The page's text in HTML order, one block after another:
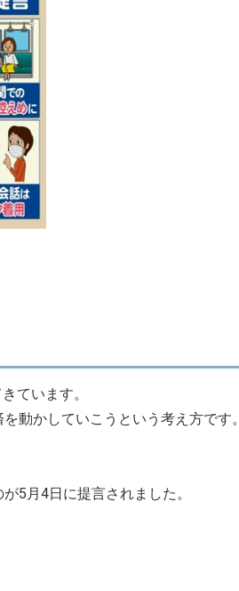
ています。
動かしていこうという考え方です。
5月4日に提言されました。